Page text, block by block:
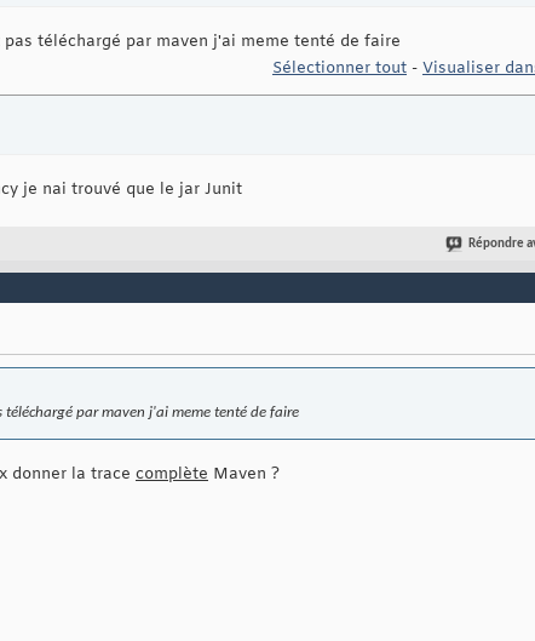
téléchargé par maven j'ai meme tenté de faire
Sélectionner tout - Visualiser
je nai trouvé que le jar Junit
Répondre
téléchargé par maven j'ai meme tenté de faire
donner la trace complète Maven ?